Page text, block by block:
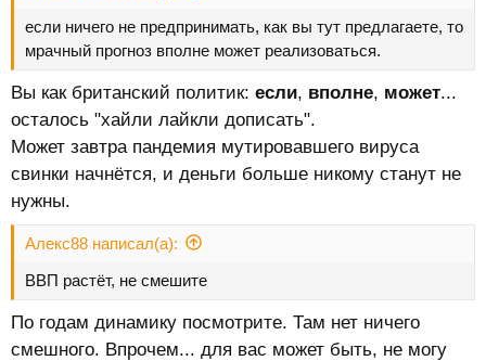
если ничего не предпринимать, как вы тут предлагаете, то
мрачный прогноз вполне может реализоваться.
Вы как британский политик: если, вполне, может...
осталось "хайли лайкли дописать".
Может завтра пандемия мутировавшего вируса
свинки начнётся, и деньги больше никому станут не
нужны.
Алекс88 написал(а):
ВВП растёт, не смешите
По годам динамику посмотрите. Там нет ничего
смешного. Впрочем... для вас может быть, не могу